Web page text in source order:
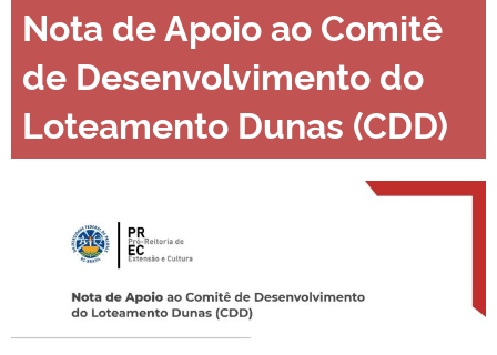
Nota de Apoio ao Comitê
de Desenvolvimento do
Loteamento Dunas (CDD)